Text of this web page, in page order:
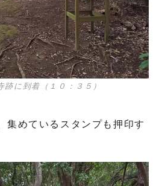
跡に到着（１０：３５）
めているスタンプも押印す